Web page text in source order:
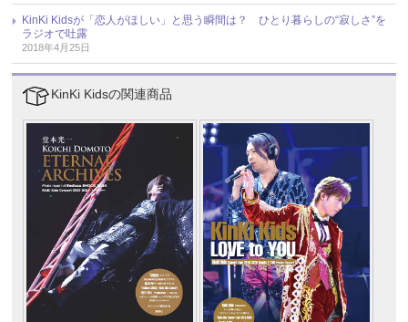
KinKi Kidsが「恋人がほしい」と思う瞬間は？ ひとり暮らしの“寂しさ”を
ラジオで吐露
2018年4月25日
KinKi Kidsの関連商品